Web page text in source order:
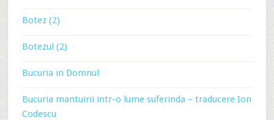
Botez (2)
Botezul (2)
Bucuria in Domnul
Bucuria mantuirii intr-o lume suferinda – traducere Ion
Codescu